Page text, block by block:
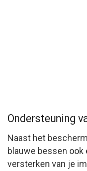
Ondersteuning
Naast het
blauwe bessen ook
versterken van je